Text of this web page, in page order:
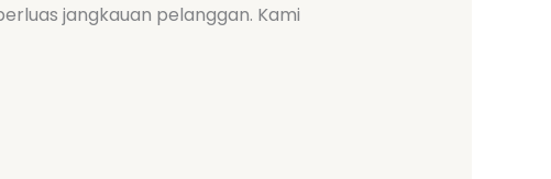
jangkauan pelanggan. Kami